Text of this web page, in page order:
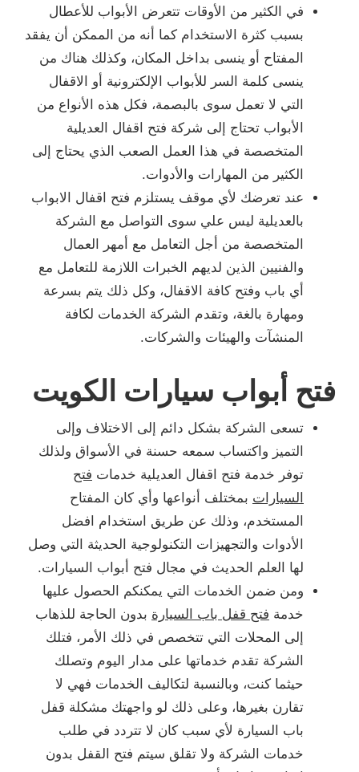
في الكثير من الأوقات تتعرض الأبواب للأعطال
بسبب كثرة الاستخدام كما أنه من الممكن أن يفقد
المفتاح أو ينسى بداخل المكان، وكذلك هناك من
ينسى كلمة السر للأبواب الإلكترونية أو الاقفال
التي لا تعمل سوى بالبصمة، فكل هذه الأنواع من
الأبواب تحتاج إلى شركة فتح اقفال العديلية
المتخصصة في هذا العمل الصعب الذي يحتاج إلى
الكثير من المهارات والأدوات.
عند تعرضك لأي موقف يستلزم فتح اقفال الابواب
بالعديلية ليس علي سوى التواصل مع الشركة
المتخصصة من أجل التعامل مع أمهر العمال
والفنيين الذين لديهم الخبرات اللازمة للتعامل مع
أي باب وفتح كافة الاقفال، وكل ذلك يتم بسرعة
ومهارة بالغة، وتقدم الشركة الخدمات لكافة
المنشآت والهيئات والشركات.
فتح أبواب سيارات الكويت
تسعى الشركة بشكل دائم إلى الاختلاف وإلى
التميز واكتساب سمعه حسنة في الأسواق ولذلك
توفر خدمة فتح اقفال العديلية خدمات فتح
السيارات بمختلف أنواعها وأي كان المفتاح
المستخدم، وذلك عن طريق استخدام افضل
الأدوات والتجهيزات التكنولوجية الحديثة التي وصل
لها العلم الحديث في مجال فتح أبواب السيارات.
ومن ضمن الخدمات التي يمكنكم الحصول عليها
خدمة فتح قفل باب السيارة بدون الحاجة للذهاب
إلى المحلات التي تتخصص في ذلك الأمر، فتلك
الشركة تقدم خدماتها على مدار اليوم وتصلك
حيثما كنت، وبالنسبة لتكاليف الخدمات فهي لا
تقارن بغيرها، وعلى ذلك لو واجهتك مشكلة قفل
باب السيارة لأي سبب كان لا تتردد في طلب
خدمات الشركة ولا تقلق سيتم فتح القفل بدون